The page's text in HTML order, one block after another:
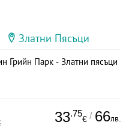
Златни Пясъци
Грийн Парк - Златни пясъци
33.75
€ / 66лв.